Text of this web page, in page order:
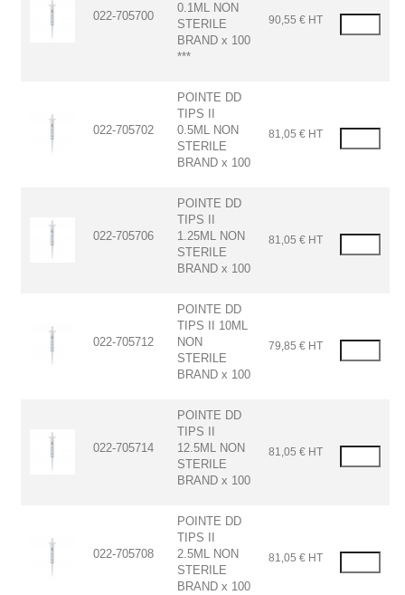
022-705700
0.1ML NON
STERILE
BRAND x 100
***
90,55 € HT
022-705702
POINTE DD
TIPS II
0.5ML NON
STERILE
BRAND x 100
81,05 € HT
022-705706
POINTE DD
TIPS II
1.25ML NON
STERILE
BRAND x 100
81,05 € HT
022-705712
POINTE DD
TIPS II 10ML
NON
STERILE
BRAND x 100
79,85 € HT
022-705714
POINTE DD
TIPS II
12.5ML NON
STERILE
BRAND x 100
81,05 € HT
022-705708
POINTE DD
TIPS II
2.5ML NON
STERILE
BRAND x 100
81,05 € HT